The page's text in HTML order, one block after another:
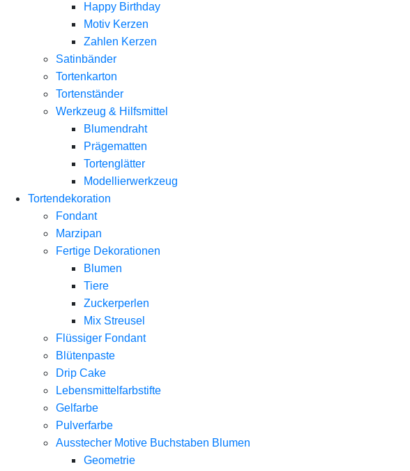
Happy Birthday
Motiv Kerzen
Zahlen Kerzen
Satinbänder
Tortenkarton
Tortenständer
Werkzeug & Hilfsmittel
Blumendraht
Prägematten
Tortenglätter
Modellierwerkzeug
Tortendekoration
Fondant
Marzipan
Fertige Dekorationen
Blumen
Tiere
Zuckerperlen
Mix Streusel
Flüssiger Fondant
Blütenpaste
Drip Cake
Lebensmittelfarbstifte
Gelfarbe
Pulverfarbe
Ausstecher Motive Buchstaben Blumen
Geometrie